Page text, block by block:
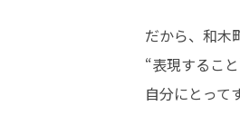
だから、和木
“表現するこ
自分にとって